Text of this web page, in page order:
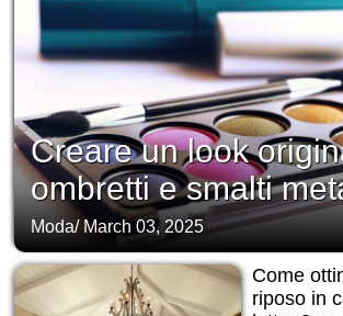
Creare un look
ombretti e smalti
Moda/ March 03, 2025
Come
riposo in